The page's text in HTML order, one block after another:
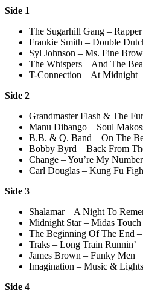
Side 1
The Sugarhill Gang –
Frankie Smith – Double
Syl Johnson – Ms. Fine
The Whispers – And The
T-Connection – At Midnight
Side 2
Grandmaster Flash & The
Manu Dibango – Soul
B.B. & Q. Band – On The
Bobby Byrd – Back From
Change – You’re My Number
Carl Douglas – Kung Fu
Side 3
Shalamar – A Night To
Midnight Star – Midas Touch
The Beginning Of The End –
Traks – Long Train Runnin’
James Brown – Funky Men
Imagination – Music & Lights
Side 4